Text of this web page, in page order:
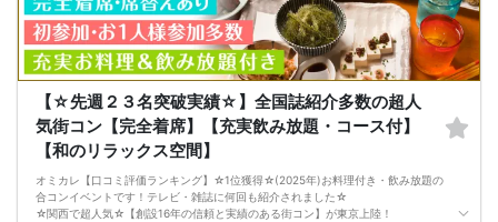
＊「定価：男性4,500円→早割（一週間前まで）：4,000円 女性2,500円→早割
（一週間前まで）：2,000円」
【☆先週２３名突破実績☆】全国誌紹介多数の超人
気街コン【完全着席】【充実飲み放題・コース付】
【和のリラックス空間】
オミカレ【口コミ評価ランキング】☆1位獲得☆(2025年)お料理付き・飲み放題の
合コンイベントです！テレビ・雑誌に何回も紹介されました☆
☆関西で超人気☆【創設16年の信頼と実績のある街コン】が東京上陸！